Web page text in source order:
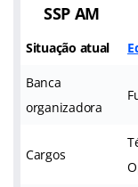
SSP AM
Situação atual
Banca
organizadora
Cargos